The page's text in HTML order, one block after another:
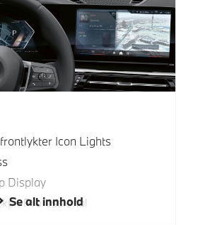
Icon Lights
Display
Professional
Se alt innhold